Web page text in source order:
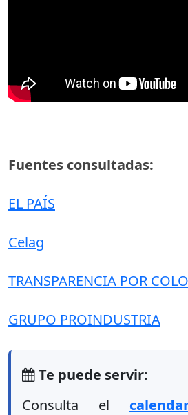
Fuentes consultadas:
EL PAÍS
Celag
TRANSPARENCIA POR
GRUPO PROINDUSTRIA
Te puede servir:
Consulta el